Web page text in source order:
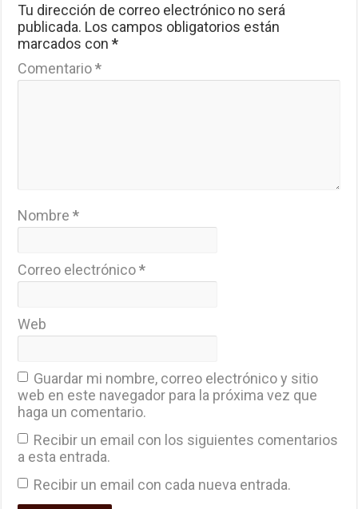
Tu dirección de correo electrónico no será
publicada. Los campos obligatorios están
marcados con*
Comentario*
Nombre*
Correo electrónico*
Web
Guardar mi nombre, correo electrónico y sitio
web en este navegador para la próxima vez que
haga un comentario.
Recibir un email con los siguientes comentarios
a esta entrada.
Recibir un email con cada nueva entrada.